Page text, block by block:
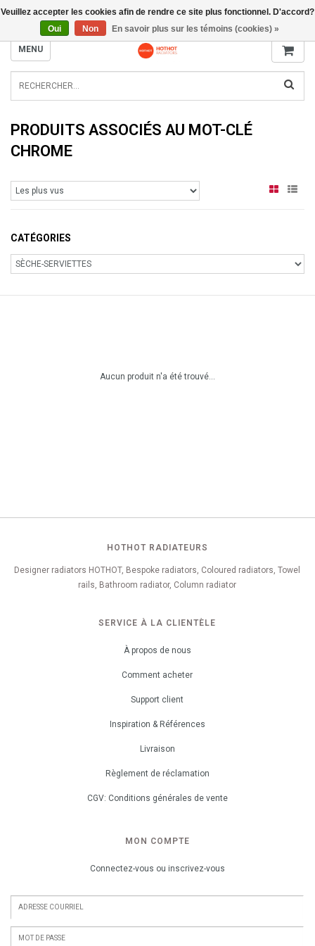
INFO@RADIATORS.SHOP
MENU
PRODUITS ASSOCIÉS AU MOT-CLÉ
CHROME
CATÉGORIES
Aucun produit n'a été trouvé...
HOTHOT RADIATEURS
Designer radiators HOTHOT, Bespoke radiators, Coloured radiators, Towel
rails, Bathroom radiator, Column radiator
SERVICE À LA CLIENTÈLE
À propos de nous
Comment acheter
Support client
Inspiration & Références
Livraison
Règlement de réclamation
CGV: Conditions générales de vente
MON COMPTE
Connectez-vous ou inscrivez-vous
Veuillez accepter les cookies afin de rendre ce site plus fonctionnel. D'accord?
Oui
Non En savoir plus sur les témoins (cookies) »